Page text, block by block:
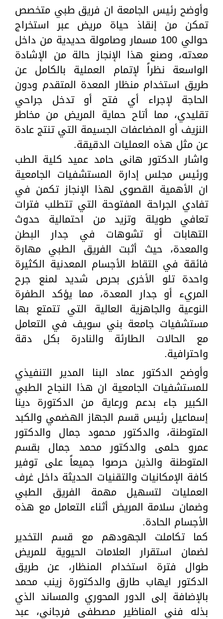
وأوضح رئيس الجامعة ان فريق طبي متخصص
تمكن من إنقاذ حياة مريض عبر استخراج
حوالي 100 مسمار وصامولة حديدية من داخل
معدته، وصنع هذا الإنجاز حالة من الإشادة
الواسعة نظراً لإتمام العملية بالكامل عن
طريق استخدام منظار المعدة المتقدم ودون
الحاجة لإجراء أي فتح أو تدخل جراحي
تقليدي، مما أتاح حماية المريض من مخاطر
النزيف أو المضاعفات الجسيمة التي تنتج عادة
عن مثل هذه العمليات الدقيقة.
واشار الدكتور هانى حامد عميد كلية الطب
ورئيس مجلس إدارة المستشفيات الجامعية
ان الأهمية القصوى لهذا الإنجاز تكمن في
تفادي الجراحة المفتوحة التي تتطلب فترات
تعافي طويلة وتزيد من احتمالية حدوث
التهابات أو تشوهات في جدار البطن
والمعدة، حيث أثبت الفريق الطبي مهارة
فائقة في التقاط الأجسام المعدنية الكثيرة
واحدة تلو الأخرى بحرص شديد لمنع جرح
المريء أو جدار المعدة، مما يؤكد الطفرة
النوعية والجاهزية العالية التي تتمتع بها
مستشفيات جامعة بني سويف في التعامل
مع الحالات الطارئة والنادرة بكل دقة
واحترافية.
وأوضح الدكتور عماد البنا المدير التنفيذي
للمستشفيات الجامعية ان هذا النجاح الطبي
الكبير جاء بدعم ورعاية من الدكتورة دينا
إسماعيل رئيس قسم الجهاز الهضمي والكبد
المتوطنة، والدكتور محمود جمال والدكتور
عمرو حلمى والدكتور محمد جمال بقسم
المتوطنة والذين حرصوا جميعاً على توفير
كافة الإمكانيات والتقنيات الحديثة داخل غرف
العمليات لتسهيل مهمة الفريق الطبي
وضمان سلامة المريض أثناء التعامل مع هذه
الأجسام الحادة.
كما تكاملت الجهودهم مع قسم التخدير
لضمان استقرار العلامات الحيوية للمريض
طوال فترة استخدام المنظار، عن طريق
الدكتور ايهاب طارق والدكتورة زينب محمد
بالإضافة إلى الدور المحوري والمساند الذي
بذله فني المناظير مصطفى فرجاني، عبد